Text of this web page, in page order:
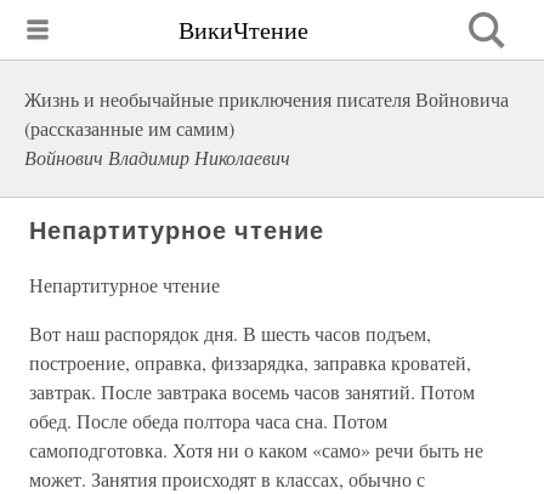
ВикиЧтение
Жизнь и необычайные приключения писателя Войновича
(рассказанные им самим)
Войнович Владимир Николаевич
Непартитурное чтение
Непартитурное чтение
Вот наш распорядок дня. В шесть часов подъем,
построение, оправка, физзарядка, заправка кроватей,
завтрак. После завтрака восемь часов занятий. Потом
обед. После обеда полтора часа сна. Потом
самоподготовка. Хотя ни о каком «само» речи быть не
может. Занятия происходят в классах, обычно с